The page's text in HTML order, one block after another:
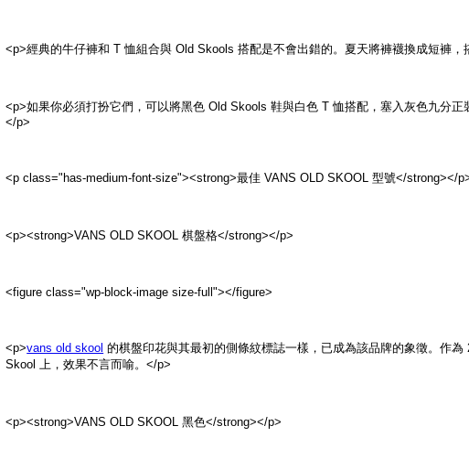
<p>經典的牛仔褲和 T 恤組合與 Old Skools 搭配是不會出錯的。夏天將褲襪換成短褲
<p>如果你必須打扮它們，可以將黑色 Old Skools 鞋與白色 T 恤搭配，塞入灰色九分正
</p>
<p class="has-medium-font-size"><strong>最佳 VANS OLD SKOOL 型號</strong></
<p><strong>VANS OLD SKOOL 棋盤格</strong></p>
<figure class="wp-block-image size-full"></figure>
<p>vans old skool 的棋盤印花與其最初的側條紋標誌一樣，已成為該品牌的象徵。作
Skool 上，效果不言而喻。</p>
<p><strong>VANS OLD SKOOL 黑色</strong></p>